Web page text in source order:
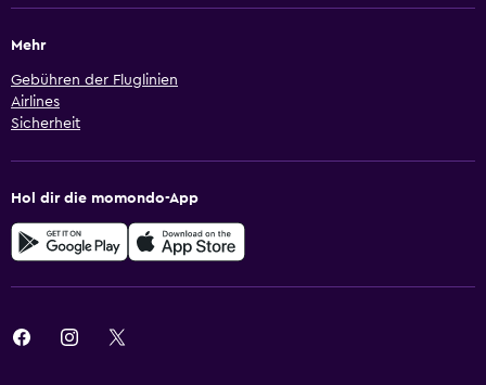
Mehr
Gebühren der Fluglinien
Airlines
Sicherheit
Hol dir die momondo-App